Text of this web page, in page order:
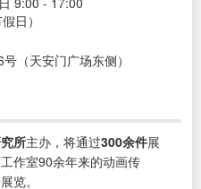
日）
（天安门广场东侧）
所主办，将通过300余件展
作室90余年来的动画传
览。